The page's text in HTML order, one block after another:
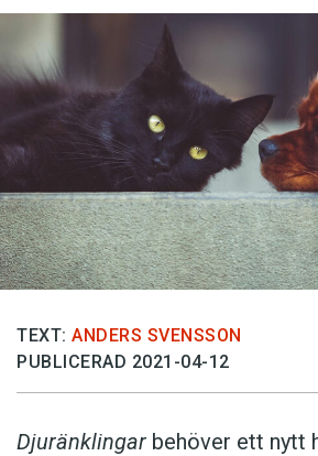
TEXT: ANDERS SVENSSON
PUBLICERAD 2021-04-12
Djuränklingar behöver ett nytt